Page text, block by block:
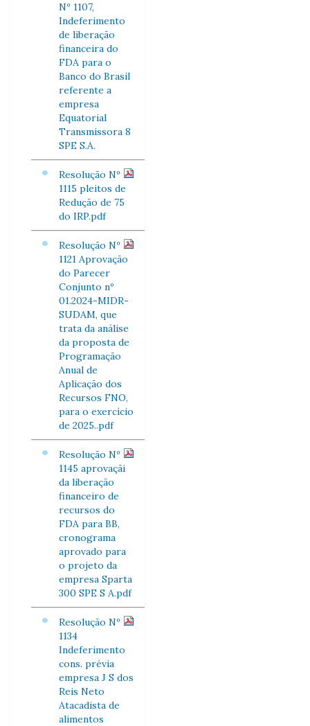
Nº 1107,
Indeferimento
de liberação
financeira do
FDA para o
Banco do Brasil
referente a
empresa
Equatorial
Transmissora 8
SPE S.A.
Resolução Nº
1115 pleitos de
Redução de 75
do IRP.pdf
Resolução Nº
1121 Aprovação
do Parecer
Conjunto nº
01.2024-MIDR-
SUDAM, que
trata da análise
da proposta de
Programação
Anual de
Aplicação dos
Recursos FNO,
para o exercício
de 2025..pdf
Resolução Nº
1145 aprovaçãi
da liberação
financeiro de
recursos do
FDA para BB,
cronograma
aprovado para
o projeto da
empresa Sparta
300 SPE S A.pdf
Resolução Nº
1134
Indeferimento
cons. prévia
empresa J S dos
Reis Neto
Atacadista de
alimentos